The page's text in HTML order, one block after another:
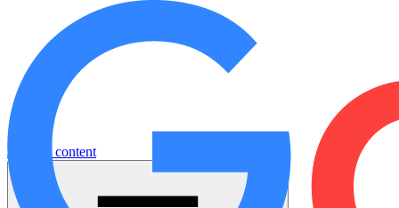
Jump to content